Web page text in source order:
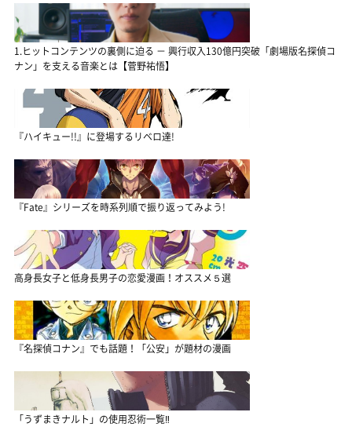
1.ヒットコンテンツの裏側に迫る － 興行収入130億円突破「劇場版名探偵コ
ナン」を支える音楽とは【菅野祐悟】
『ハイキュー!!』に登場するリベロ達!
『Fate』シリーズを時系列順で振り返ってみよう!
高身長女子と低身長男子の恋愛漫画！オススメ５選
『名探偵コナン』でも話題！「公安」が題材の漫画
「うずまきナルト」の使用忍術一覧‼